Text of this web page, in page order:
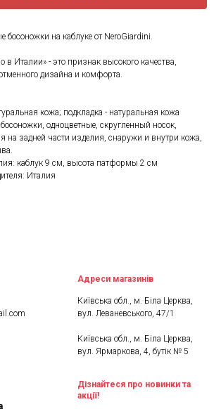
босоножки на каблуке от NeroGiardini.
в Италии» - это признак высокого качества,
дизайна и комфорта.
кожа; подкладка - натуральная кожа
одноцветные, скругленный носок,
на задней части изделия, снаружи и внутри кожа,
каблук 9 см, высота патформы 2 см
Италия
Адреси магазинів
Київська обл., м. Біла Церква,
вул. Леваневського, 47/1
Київська обл., м. Біла Церква,
вул. Ярмаркова, 4, бутік № 5
Дізнайтеся про новинки та
акції!